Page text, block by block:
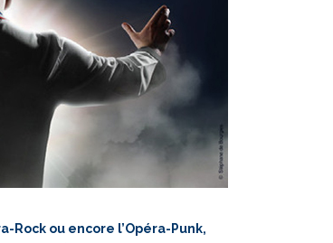
Rock ou encore l’Opéra-Punk,